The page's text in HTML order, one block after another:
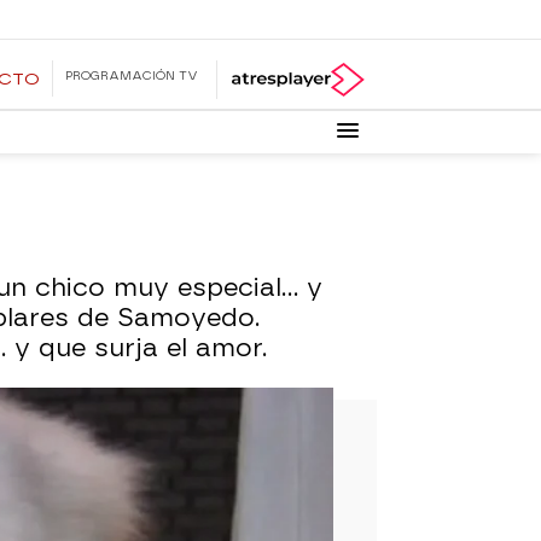
PROGRAMACIÓN TV
chico muy especial... y
de Samoyedo.
y que surja el amor.